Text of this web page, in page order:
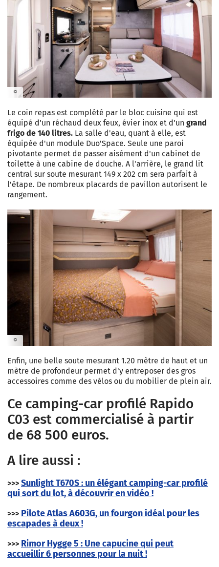
©
Le coin repas est complété par le bloc cuisine qui est
équipé d'un réchaud deux feux, évier inox et d'un grand
frigo de 140 litres. La salle d'eau, quant à elle, est
équipée d'un module Duo'Space. Seule une paroi
pivotante permet de passer aisément d'un cabinet de
toilette à une cabine de douche. A l'arrière, le grand lit
central sur soute mesurant 149 x 202 cm sera parfait à
l'étape. De nombreux placards de pavillon autorisent le
rangement.
©
Enfin, une belle soute mesurant 1.20 mètre de haut et un
mètre de profondeur permet d'y entreposer des gros
accessoires comme des vélos ou du mobilier de plein air.
Ce camping-car profilé Rapido
C03 est commercialisé à partir
de 68 500 euros.
A lire aussi :
>>> Sunlight T670S : un élégant camping-car profilé
qui sort du lot, à découvrir en vidéo !
>>> Pilote Atlas A603G, un fourgon idéal pour les
escapades à deux !
>>> Rimor Hygge 5 : Une capucine qui peut
accueillir 6 personnes pour la nuit !